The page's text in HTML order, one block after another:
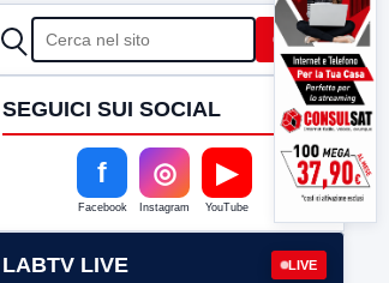
CERCA Cerca
SEGUICI SUI SOCIAL
f
Facebook
◎
Instagram
▶
YouTube
LABTV LIVE LIVE